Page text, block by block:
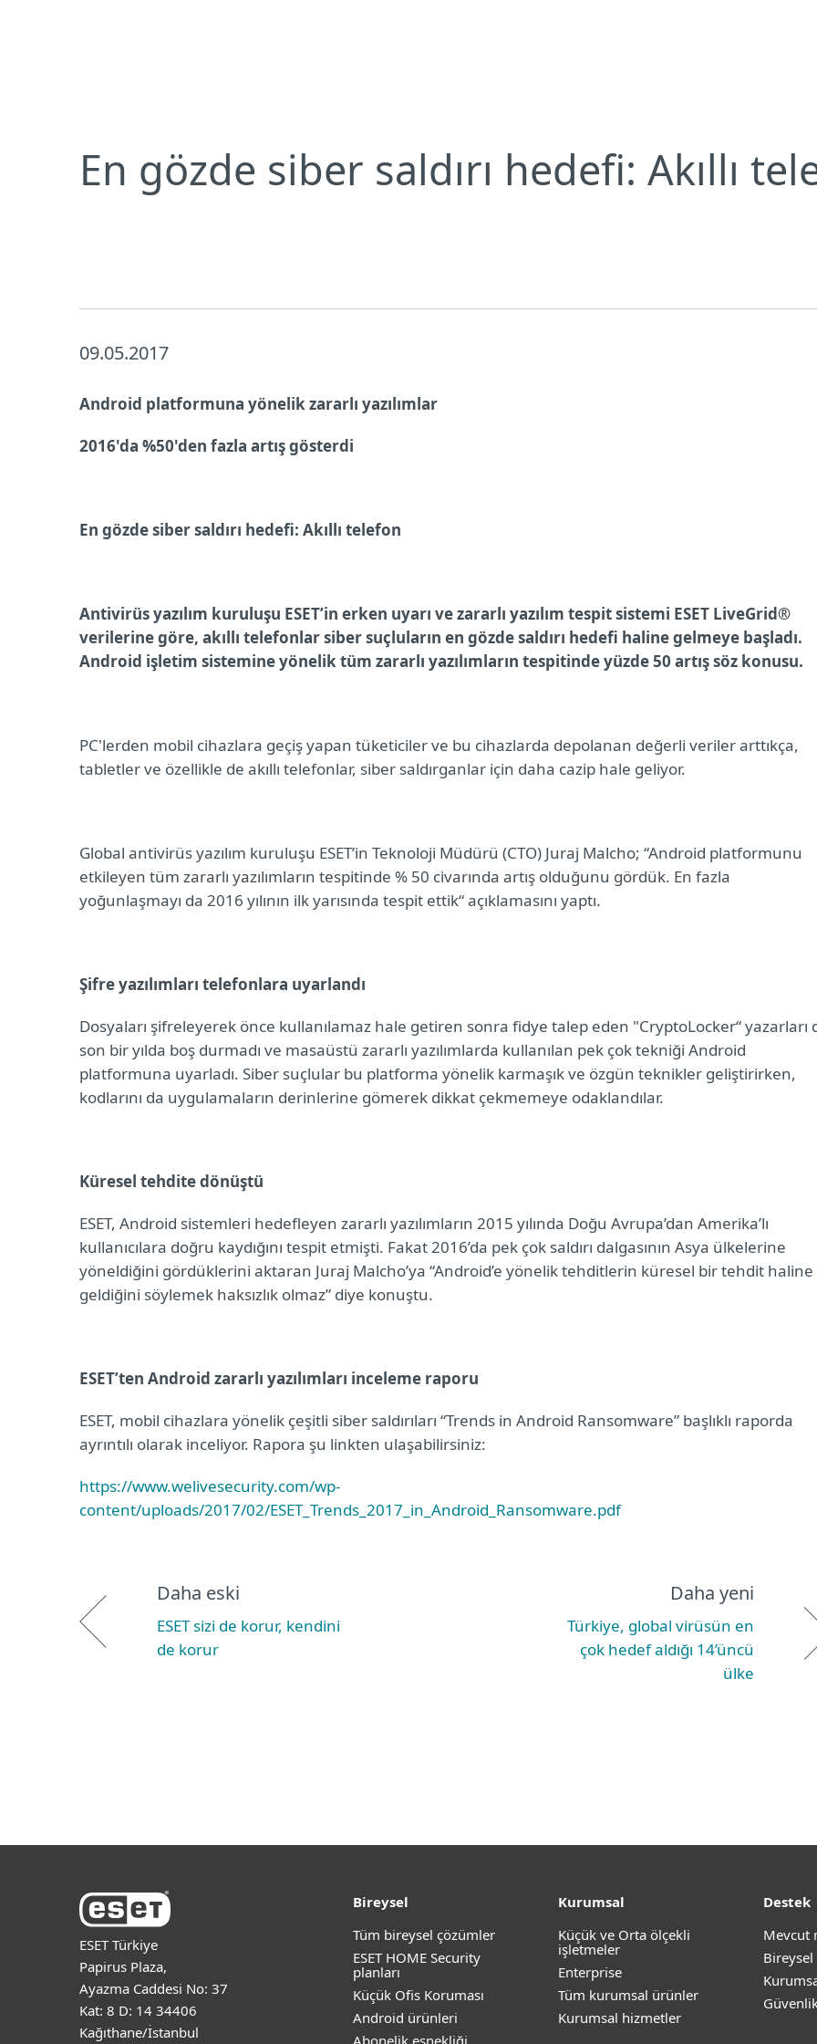
En gözde siber saldırı hedefi: Akıllı
09.05.2017
Android platformuna yönelik zararlı yazılımlar
2016'da %50'den fazla artış gösterdi
En gözde siber saldırı hedefi: Akıllı telefon
Antivirüs yazılım kuruluşu ESET’in erken uyarı ve zararlı yazılım tespit sistemi ESET LiveGrid®
verilerine göre, akıllı telefonlar siber suçluların en gözde saldırı hedefi haline gelmeye başladı.
Android işletim sistemine yönelik tüm zararlı yazılımların tespitinde yüzde 50 artış söz konusu.
PC'lerden mobil cihazlara geçiş yapan tüketiciler ve bu cihazlarda depolanan değerli veriler arttıkça,
tabletler ve özellikle de akıllı telefonlar, siber saldırganlar için daha cazip hale geliyor.
Global antivirüs yazılım kuruluşu ESET’in Teknoloji Müdürü (CTO) Juraj Malcho; “Android platformunu
etkileyen tüm zararlı yazılımların tespitinde % 50 civarında artış olduğunu gördük. En fazla
yoğunlaşmayı da 2016 yılının ilk yarısında tespit ettik“ açıklamasını yaptı.
Şifre yazılımları telefonlara uyarlandı
Dosyaları şifreleyerek önce kullanılamaz hale getiren sonra fidye talep eden "CryptoLocker“ yazarları
son bir yılda boş durmadı ve masaüstü zararlı yazılımlarda kullanılan pek çok tekniği Android
platformuna uyarladı. Siber suçlular bu platforma yönelik karmaşık ve özgün teknikler geliştirirken,
kodlarını da uygulamaların derinlerine gömerek dikkat çekmemeye odaklandılar.
Küresel tehdite dönüştü
ESET, Android sistemleri hedefleyen zararlı yazılımların 2015 yılında Doğu Avrupa’dan Amerika’lı
kullanıcılara doğru kaydığını tespit etmişti. Fakat 2016’da pek çok saldırı dalgasının Asya ülkelerine
yöneldiğini gördüklerini aktaran Juraj Malcho’ya “Android’e yönelik tehditlerin küresel bir tehdit haline
geldiğini söylemek haksızlık olmaz” diye konuştu.
ESET’ten Android zararlı yazılımları inceleme raporu
ESET, mobil cihazlara yönelik çeşitli siber saldırıları “Trends in Android Ransomware” başlıklı raporda
ayrıntılı olarak inceliyor. Rapora şu linkten ulaşabilirsiniz:
https://www.welivesecurity.com/wp-
content/uploads/2017/02/ESET_Trends_2017_in_Android_Ransomware.pdf
Daha eski
ESET sizi de korur, kendini
de korur
Daha yeni
Türkiye, global virüsün en
çok hedef aldığı 14’üncü
ülke
ESET Türkiye
Papirus Plaza,
Ayazma Caddesi No: 37
Kat: 8 D: 14 34406
Kağıthane/İstanbul
Bireysel
Tüm bireysel çözümler
ESET HOME Security
planları
Küçük Ofis Koruması
Android ürünleri
Abonelik esnekliği
Kurumsal
Küçük ve Orta ölçekli
işletmeler
Enterprise
Tüm kurumsal ürünler
Kurumsal hizmetler
Destek
Mevcut